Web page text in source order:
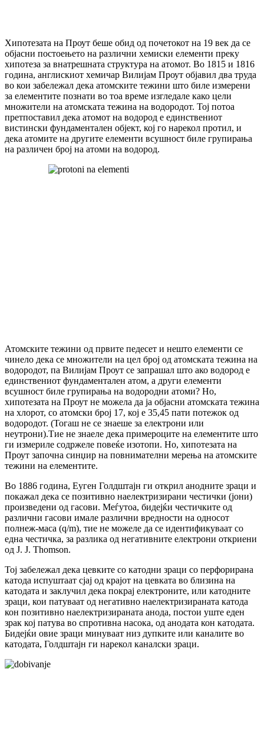
Хипотезата на Проут беше обид од почетокот на 19 век да се
објасни постоењето на различни хемиски елементи преку
хипотеза за внатрешната структура на атомот. Во 1815 и 1816
година, англискиот хемичар Вилијам Проут објавил два труда
во кои забележал дека атомските тежини што биле измерени
за елементите познати во тоа време изгледале како цели
множители на атомската тежина на водородот. Тој потоа
претпоставил дека атомот на водород е единствениот
вистински фундаментален објект, кој го нарекол протил, и
дека атомите на другите елементи всушност биле групирања
на различен број на атоми на водород.
Атомските тежини од првите педесет и нешто елементи се
чинело дека се множители на цел број од атомската тежина на
водородот, па Вилијам Проут се запрашал што ако водород е
единствениот фундаментален атом, а други елементи
всушност биле групирања на водородни атоми? Но,
хипотезата на Проут не можела да ја објасни атомската тежина
на хлорот, со атомски број 17, кој е 35,45 пати потежок од
водородот. (Тогаш не се знаeше за електрони или
неутрони).Тие не знаеле дека примероците на елементите што
ги измериле содржеле повеќе изотопи. Но, хипотезата на
Проут започна синџир на повнимателни мерења на атомските
тежини на елементите.
Во 1886 година, Еуген Голдштајн ги открил анодните зраци и
покажал дека се позитивно наелектризирани честички (јони)
произведени од гасови. Меѓутоа, бидејќи честичките од
различни гасови имале различни вредности на односот
полнеж-маса (q/m), тие не можеле да се идентификуваат со
една честичка, за разлика од негативните електрони откриени
од J. J. Thomson.
Тој забележал дека цевките со катодни зраци со перфорирана
катода испуштаат сјај од крајот на цевката во близина на
катодата и заклучил дека покрај електроните, или катодните
зраци, кои патуваат од негативно наелектризираната катода
кон позитивно наелектризираната анода, постои уште еден
зрак кој патува во спротивна насока, од анодата кон катодата.
Бидејќи овие зраци минуваат низ дупките или каналите во
катодата, Голдштајн ги нарекол каналски зраци.